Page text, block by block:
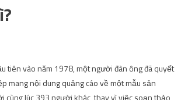
tiên vào năm 1978, một người đàn ông đã quyết
mang nội dung quảng cáo về một mẫu sản
cùng lúc 393 người khác, thay vì việc soạn thảo